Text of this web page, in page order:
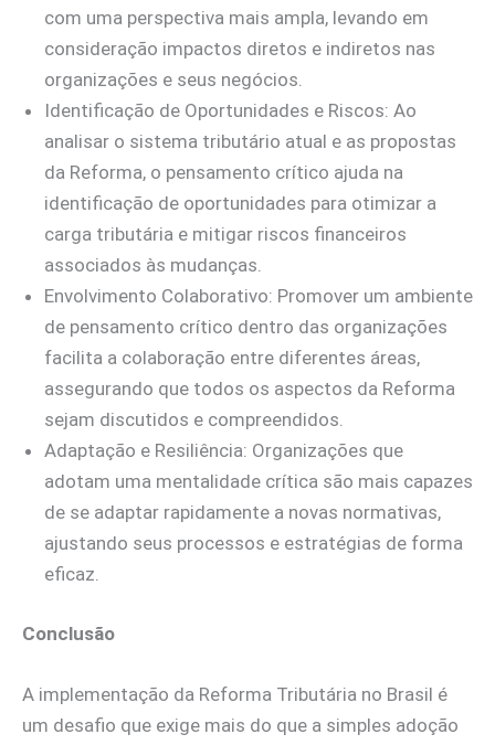
com uma perspectiva mais ampla, levando em
consideração impactos diretos e indiretos nas
organizações e seus negócios.
Identificação de Oportunidades e Riscos: Ao
analisar o sistema tributário atual e as propostas
da Reforma, o pensamento crítico ajuda na
identificação de oportunidades para otimizar a
carga tributária e mitigar riscos financeiros
associados às mudanças.
Envolvimento Colaborativo: Promover um ambiente
de pensamento crítico dentro das organizações
facilita a colaboração entre diferentes áreas,
assegurando que todos os aspectos da Reforma
sejam discutidos e compreendidos.
Adaptação e Resiliência: Organizações que
adotam uma mentalidade crítica são mais capazes
de se adaptar rapidamente a novas normativas,
ajustando seus processos e estratégias de forma
eficaz.
Conclusão
A implementação da Reforma Tributária no Brasil é
um desafio que exige mais do que a simples adoção